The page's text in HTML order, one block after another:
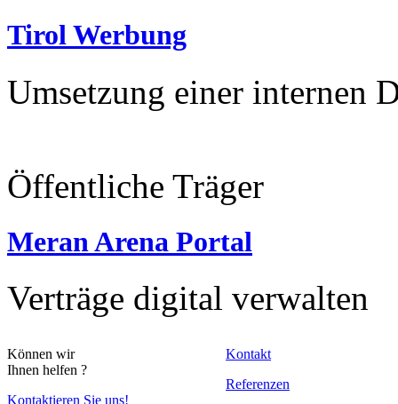
Tirol Werbung
Umsetzung einer internen
Öffentliche Träger
Meran Arena Portal
Verträge digital verwalten
Können wir
Ihnen helfen ?
Kontaktieren Sie uns!
Kontakt
Referenzen